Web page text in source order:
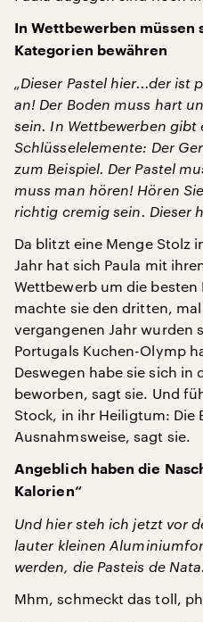
In Wettbewerben müssen
Kategorien bewähren
„Dieser Pastel hier...der ist
an! Der Boden muss hart
sein. In Wettbewerben gibt
Schlüsselelemente: Der
zum Beispiel. Der Pastel
muss man hören! Hören
richtig cremig sein. Dieser
Da blitzt eine Menge Stolz
Jahr hat sich Paula mit
Wettbewerb um die besten
machte sie den dritten,
vergangenen Jahr wurden
Portugals Kuchen-Olymp
Deswegen habe sie sich in
beworben, sagt sie. Und
Stock, in ihr Heiligtum: Die
Ausnahmsweise, sagt sie.
Angeblich haben die
Kalorien“
Und hier steh ich jetzt vor
lauter kleinen
werden, die Pasteis de Nata.
Mhm, schmeckt das toll,